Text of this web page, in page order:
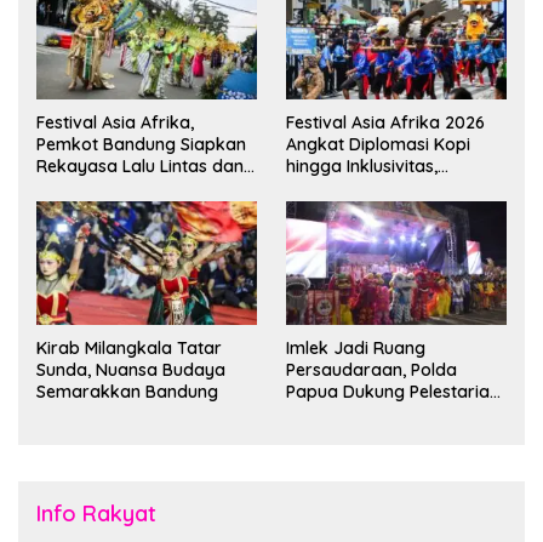
Festival Asia Afrika,
Pemkot Bandung Siapkan
Rekayasa Lalu Lintas dan
Festival Asia Afrika 2026
Angkat Diplomasi Kopi
hingga Inklusivitas,
Duta Besar
Kirab Milangkala Tatar
Sunda, Nuansa Budaya
Semarakkan Bandung
Imlek Jadi Ruang
Persaudaraan, Polda
Papua Dukung Pelestarian
Info Rakyat